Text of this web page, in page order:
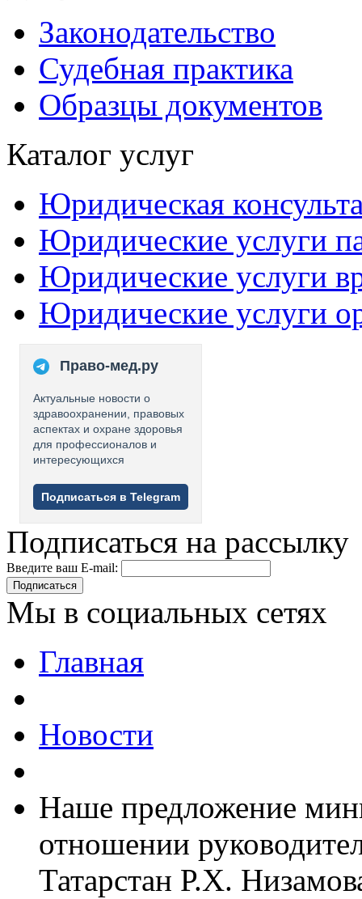
Законодательство
Судебная практика
Образцы документов
Каталог услуг
Юридическая
Юридические услуги
Юридические услуги
Юридические услуги
Право-мед.ру
Актуальные новости о
здравоохранении, правовых
аспектах и охране здоровья
для профессионалов и
интересующихся
Подписаться в Telegram
Подписаться на рассылку
Введите ваш E-mail:
Подписаться
Мы в социальных сетях
Главная
Новости
Наше предложение
отношении
Татарстан Р.Х.